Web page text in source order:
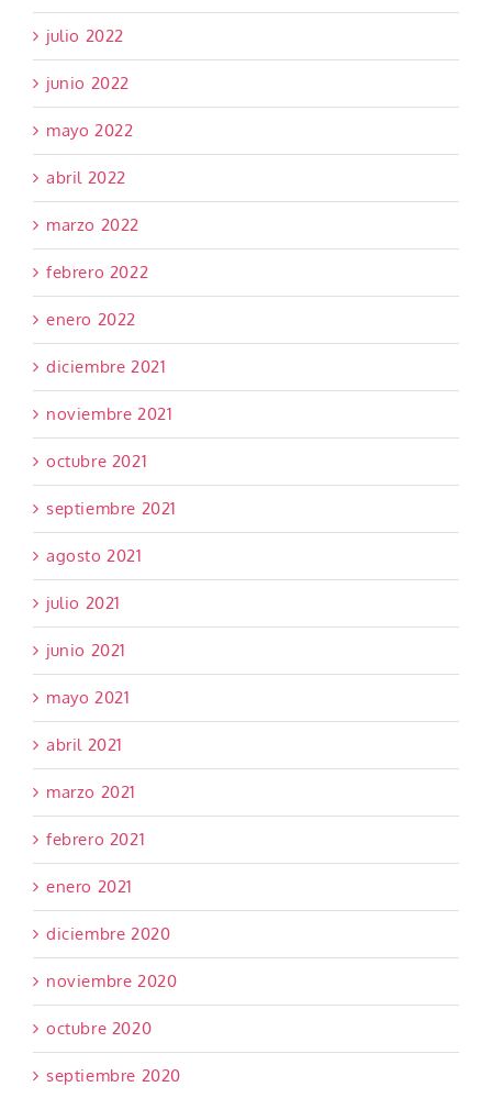
julio 2022
junio 2022
mayo 2022
abril 2022
marzo 2022
febrero 2022
enero 2022
diciembre 2021
noviembre 2021
octubre 2021
septiembre 2021
agosto 2021
julio 2021
junio 2021
mayo 2021
abril 2021
marzo 2021
febrero 2021
enero 2021
diciembre 2020
noviembre 2020
octubre 2020
septiembre 2020